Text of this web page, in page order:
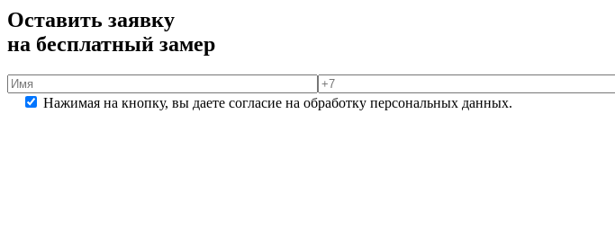
Оставить заявку
на бесплатный замер
Нажимая на кнопку, вы даете согласие на обработку персональных данных.